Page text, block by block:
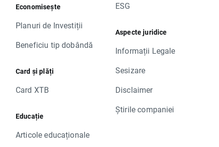
Economisește
Planuri de Investiții
Beneficiu tip dobândă
Card și plăți
Card XTB
Educație
Articole educaționale
ESG
Aspecte juridice
Informații Legale
Sesizare
Disclaimer
Știrile companiei